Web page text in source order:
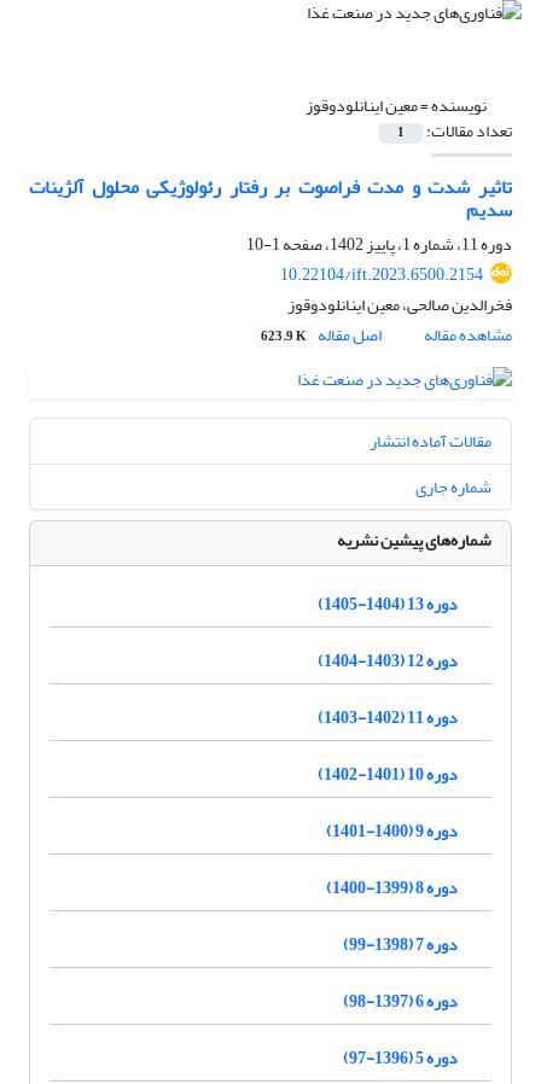
نویسنده =معین اینانلودوقوز
تعداد مقالات: 1
تاثیر شدت و مدت فراصوت بر رفتار رئولوژیکی محلول آلژینات
سدیم
دوره 11، شماره 1، پاییز 1402، صفحه
1-10
10.22104/ift.2023.6500.2154
فخرالدین صالحی، معین اینانلودوقوز
مشاهده مقاله
اصل مقاله 623.9 K
مقالات آماده انتشار
شماره جاری
شماره‌های پیشین نشریه
دوره 13 (1404-1405)
دوره 12 (1403-1404)
دوره 11 (1402-1403)
دوره 10 (1401-1402)
دوره 9 (1400-1401)
دوره 8 (1399-1400)
دوره 7 (1398-99)
دوره 6 (1397-98)
دوره 5 (1396-97)